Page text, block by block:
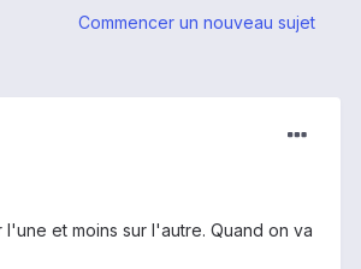
Commencer un nouveau sujet
et moins sur l'autre. Quand on va